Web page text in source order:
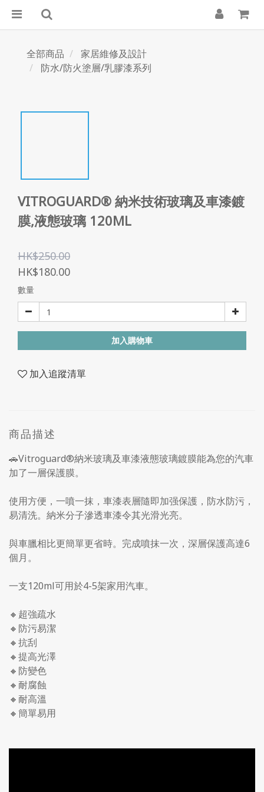
全部商品
家居維修及設計
防水/防火塗層/乳膠漆系列
VITROGUARD® 納米技術玻璃及車漆鍍
膜,液態玻璃 120ML
HK$250.00
HK$180.00
數量
加入購物車
加入追蹤清單
商品描述
🚗Vitroguard®納米玻璃及車漆液態玻璃鍍膜能為您的汽車
加了一層保護膜。
使用方便，一噴一抹，車漆表層隨即加强保護，防水防污，
易清洗。納米分子滲透車漆令其光滑光亮。
與車臘相比更簡單更省時。完成噴抹一次，深層保護高達6
個月。
一支120ml可用於4-5架家用汽車。
🔸超強疏水
🔸防污易潔
🔸抗刮
🔸提高光澤
🔸防變色
🔸耐腐蝕
🔸耐高溫
🔸簡單易用